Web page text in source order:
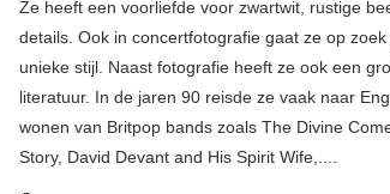
Ze heeft een voorliefde voor zwartwit, rustige
details. Ook in concertfotografie gaat ze op zoek
unieke stijl. Naast fotografie heeft ze ook een
literatuur. In de jaren 90 reisde ze vaak naar
wonen van Britpop bands zoals The Divine
Story, David Devant and His Spirit Wife,....